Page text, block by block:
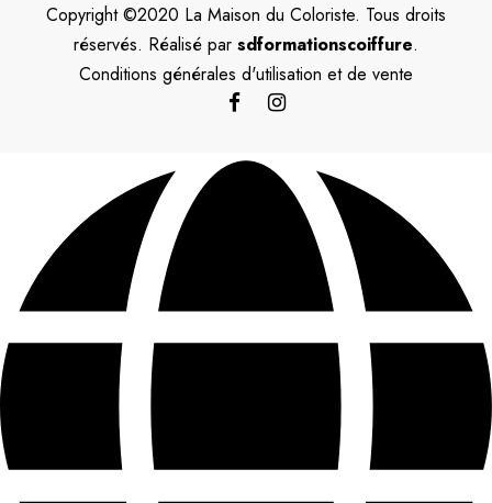
Copyright ©2020 La Maison du Coloriste. Tous droits
réservés. Réalisé par sdformationscoiffure.
Conditions générales d'utilisation et de vente